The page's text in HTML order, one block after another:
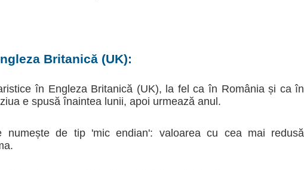
Britanică (UK):
în Engleza Britanică (UK), la fel ca în România și ca în
e spusă înaintea lunii, apoi urmează anul.
numește de tip 'mic endian': valoarea cu cea mai redusă